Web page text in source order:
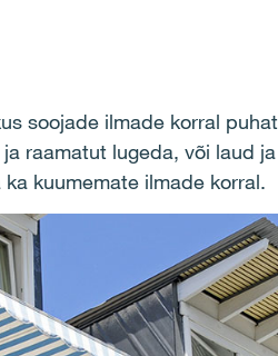
soojade ilmade korral
raamatut lugeda, või laud
kuumemate ilmade korral.